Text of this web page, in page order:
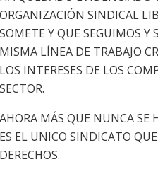
ORGANIZACIÓN SINDICAL
SOMETE Y QUE SEGUIMOS Y
MISMA LÍNEA DE TRABAJO
LOS INTERESES DE LOS
SECTOR.
AHORA MÁS QUE NUNCA SE
ES EL UNICO SINDICATO
DERECHOS.